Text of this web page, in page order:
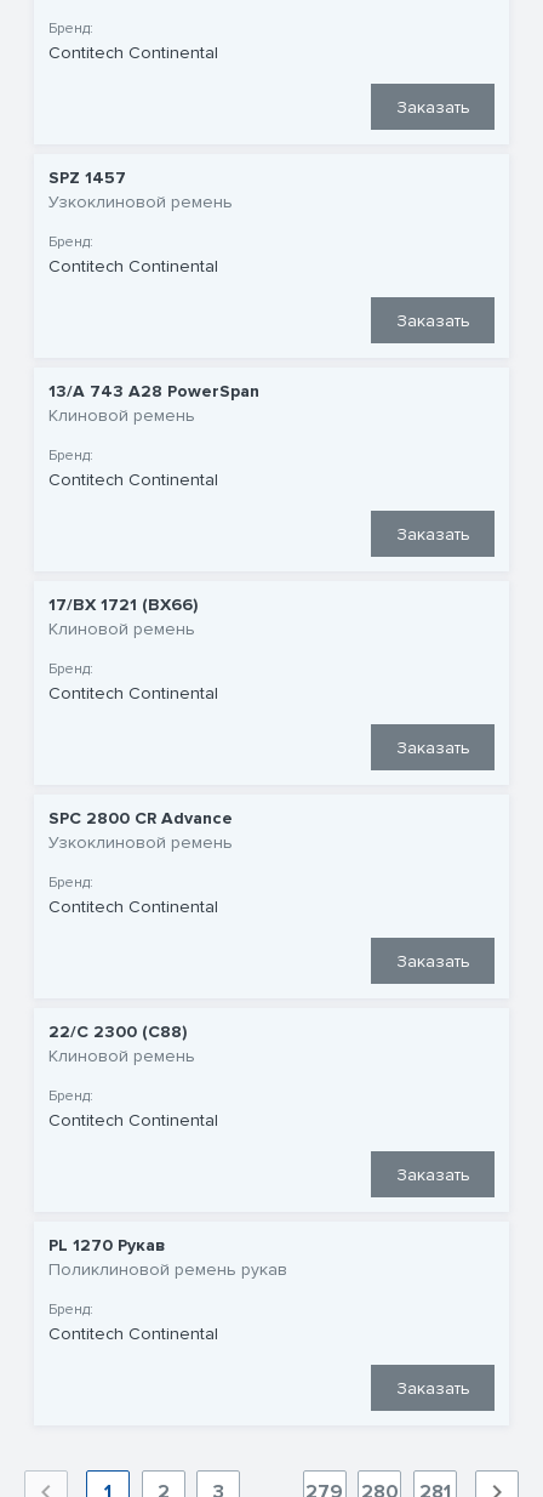
Бренд:
Contitech Continental
Заказать
SPZ 1457
Узкоклиновой ремень
Бренд:
Contitech Continental
Заказать
13/A 743 A28 PowerSpan
Клиновой ремень
Бренд:
Contitech Continental
Заказать
17/BX 1721 (BX66)
Клиновой ремень
Бренд:
Contitech Continental
Заказать
SPC 2800 CR Advance
Узкоклиновой ремень
Бренд:
Contitech Continental
Заказать
22/C 2300 (C88)
Клиновой ремень
Бренд:
Contitech Continental
Заказать
PL 1270 Рукав
Поликлиновой ремень рукав
Бренд:
Contitech Continental
Заказать
1 2 3 279 280 281